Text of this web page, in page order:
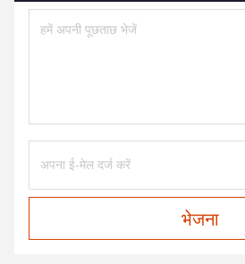
भेजना